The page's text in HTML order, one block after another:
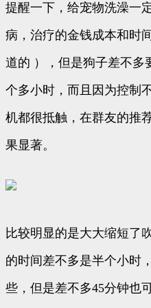
提醒一下，给宠物洗澡一
病，治疗的金钱成本和时
道的 ），但是狗子差不多
个多小时，而且因为控制
机都很抵触，在群友的推
果显著。
比较明显的是大大缩短了
的时间差不多是半个小时
些，但是差不多45分钟也